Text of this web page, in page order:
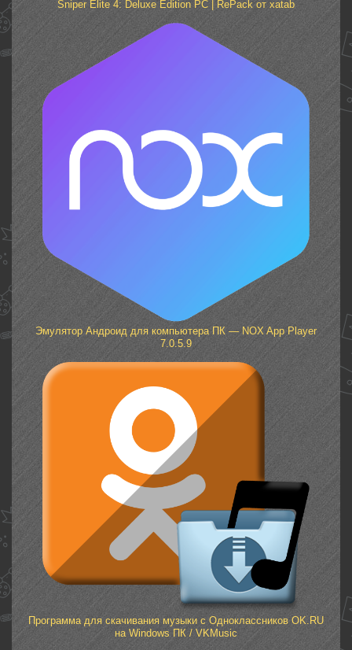
Sniper Elite 4: Deluxe Edition PC | RePack от xatab
Эмулятор Андроид для компьютера ПК — NOX App Player
7.0.5.9
Программа для скачивания музыки с Одноклассников OK.RU
на Windows ПК / VKMusic